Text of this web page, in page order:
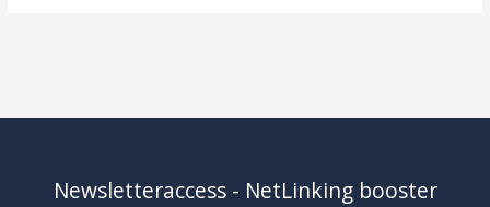
Newsletteraccess - NetLinking booster